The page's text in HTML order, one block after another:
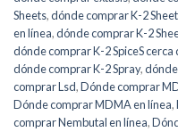
Sheets,dónde comprar K-2
en línea,dónde comprar K-2
dónde comprar K-2 SpiceS cerca
dónde comprar K-2 Spray,
comprar Lsd,Dónde comprar
Dónde comprar MDMA en línea,
comprar Nembutal en línea,